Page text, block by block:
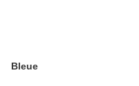
Bleue